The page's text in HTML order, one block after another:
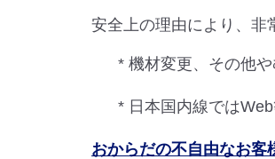
安全上の理由により、非
* 機材変更、その他
* 日本国内線では
おからだの不自由なお客